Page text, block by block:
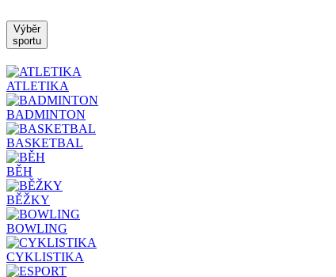
Výběr
sportu
ATLETIKA
BADMINTON
BASKETBAL
BĚH
BĚŽKY
BOWLING
CYKLISTIKA